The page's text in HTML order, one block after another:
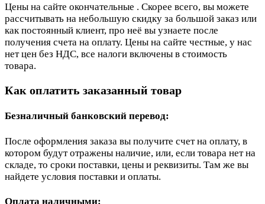
Цены на сайте окончательные . Скорее всего, вы можете
рассчитывать на небольшую скидку за большой заказ или
как постоянный клиент, про неё вы узнаете после
получения счета на оплату. Цены на сайте честные, у нас
нет цен без НДС, все налоги включены в стоимость
товара.
Как оплатить заказанный товар
Безналичный банковский перевод:
После оформления заказа вы получите счет на оплату, в
котором будут отражены наличие, или, если товара нет на
складе, то сроки поставки, цены и реквизиты. Там же вы
найдете условия поставки и оплаты.
Оплата наличными: